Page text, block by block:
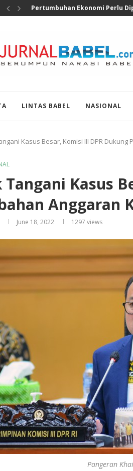
Anggota DPR Salurkan
LINTAS BABEL NASIONAL
Kasus Besar, Komisi III DPR
Tangani Kasus
Anggaran
June 18, 2022 1297 views
Pangeran